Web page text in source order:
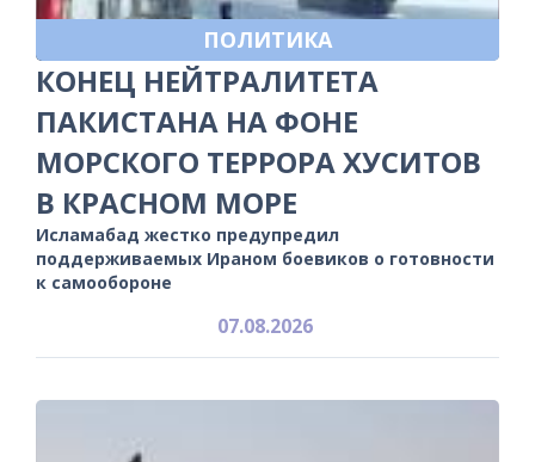
ПОЛИТИКА
КОНЕЦ НЕЙТРАЛИТЕТА
ПАКИСТАНА НА ФОНЕ
МОРСКОГО ТЕРРОРА ХУСИТОВ
В КРАСНОМ МОРЕ
Исламабад жестко предупредил
поддерживаемых Ираном боевиков о готовности
к самообороне
07.08.2026